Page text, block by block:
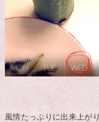
風情たっぷりに出来上がり